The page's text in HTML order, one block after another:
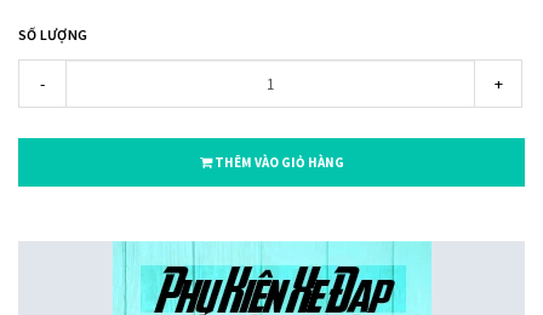
SỐ LƯỢNG
- +
THÊM VÀO GIỎ HÀNG